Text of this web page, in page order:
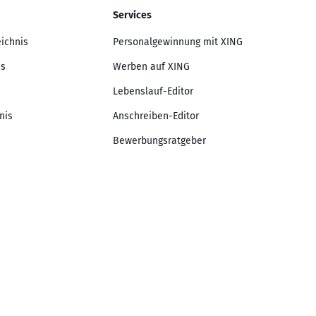
Services
Personalgewinnung mit XING
Werben auf XING
Lebenslauf-Editor
Anschreiben-Editor
Bewerbungsratgeber